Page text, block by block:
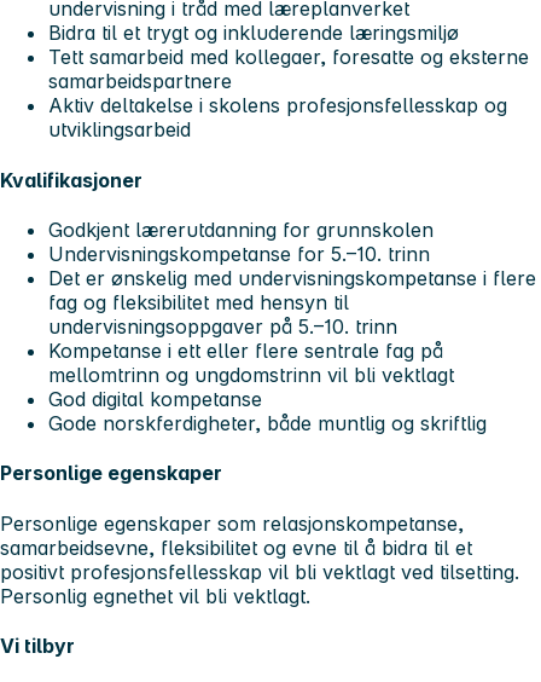
undervisning i tråd med læreplanverket
Bidra til et trygt og inkluderende læringsmiljø
Tett samarbeid med kollegaer, foresatte og eksterne
samarbeidspartnere
Aktiv deltakelse i skolens profesjonsfellesskap og
utviklingsarbeid
Kvalifikasjoner
Godkjent lærerutdanning for grunnskolen
Undervisningskompetanse for 5.–10. trinn
Det er ønskelig med undervisningskompetanse i flere
fag og fleksibilitet med hensyn til
undervisningsoppgaver på 5.–10. trinn
Kompetanse i ett eller flere sentrale fag på
mellomtrinn og ungdomstrinn vil bli vektlagt
God digital kompetanse
Gode norskferdigheter, både muntlig og skriftlig
Personlige egenskaper
Personlige egenskaper som relasjonskompetanse,
samarbeidsevne, fleksibilitet og evne til å bidra til et
positivt profesjonsfellesskap vil bli vektlagt ved tilsetting.
Personlig egnethet vil bli vektlagt.
Vi tilbyr